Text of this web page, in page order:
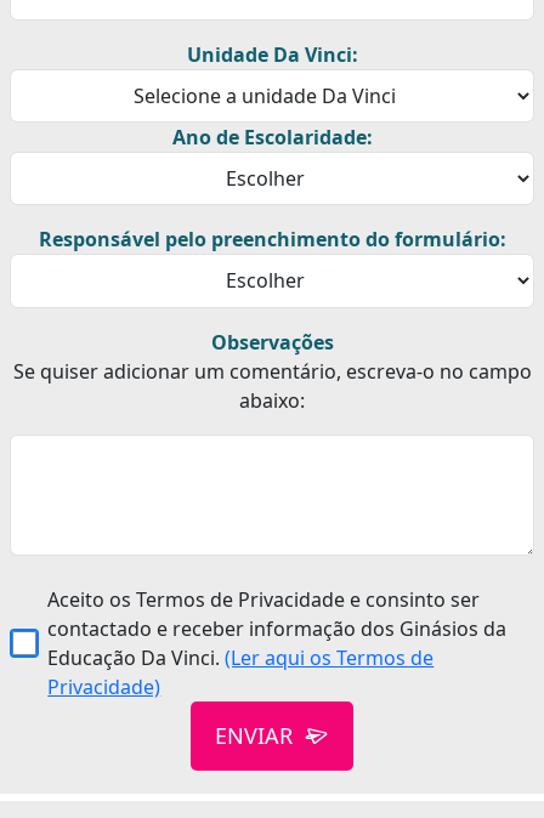
Unidade Da Vinci:
Ano de Escolaridade:
Responsável pelo preenchimento do formulário:
Observações
Se quiser adicionar um comentário, escreva-o no campo
abaixo:
Aceito os Termos de Privacidade e consinto ser
contactado e receber informação dos Ginásios da
Educação Da Vinci.(Ler aqui os Termos de
Privacidade)
ENVIAR